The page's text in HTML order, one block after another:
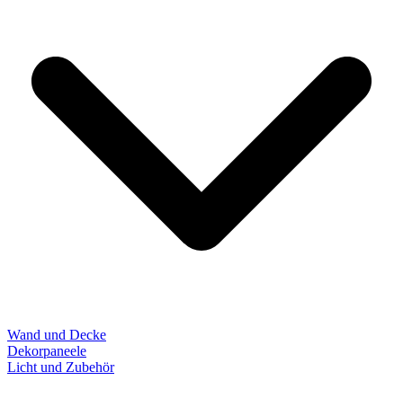
Wand und Decke
Dekorpaneele
Licht und Zubehör